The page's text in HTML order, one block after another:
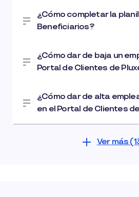
¿Cómo completar la
Beneficiarios?
¿Cómo dar de baja un
Portal de Clientes de
¿Cómo dar de alta
en el Portal de Clientes
Ver más